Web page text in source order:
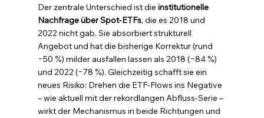
Der zentrale Unterschied ist die institutionelle
Nachfrage über Spot-ETFs, die es 2018 und
2022 nicht gab. Sie absorbiert strukturell
Angebot und hat die bisherige Korrektur (rund
−50 %) milder ausfallen lassen als 2018 (−84 %)
und 2022 (−78 %). Gleichzeitig schafft sie ein
neues Risiko: Drehen die ETF-Flows ins Negative
– wie aktuell mit der rekordlangen Abfluss-Serie –
wirkt der Mechanismus in beide Richtungen und